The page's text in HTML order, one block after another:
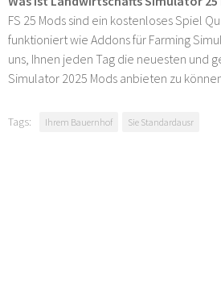
FS 25 Mods sind ein kostenloses Spiel
funktioniert wie Addons für Farming
uns, Ihnen jeden Tag die neuesten und
Simulator 2025 Mods anbieten zu
Tags: Ihrem Bauernhof Sie Standardausr